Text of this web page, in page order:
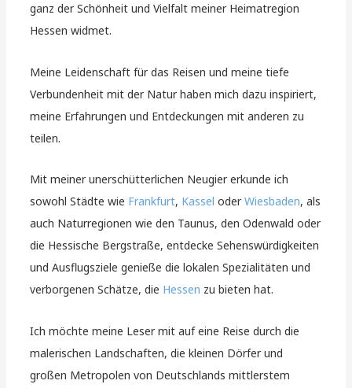
ganz der Schönheit und Vielfalt meiner Heimatregion
Hessen widmet.
Meine Leidenschaft für das Reisen und meine tiefe
Verbundenheit mit der Natur haben mich dazu inspiriert,
meine Erfahrungen und Entdeckungen mit anderen zu
teilen.
Mit meiner unerschütterlichen Neugier erkunde ich
sowohl Städte wie Frankfurt, Kassel oderWiesbaden, als
auch Naturregionen wie den Taunus, den Odenwald oder
die Hessische Bergstraße, entdecke Sehenswürdigkeiten
und Ausflugsziele genieße die lokalen Spezialitäten und
verborgenen Schätze, die Hessen zu bieten hat.
Ich möchte meine Leser mit auf eine Reise durch die
malerischen Landschaften, die kleinen Dörfer und
großen Metropolen von Deutschlands mittlerstem